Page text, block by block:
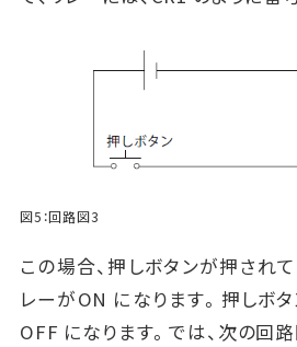
図5：回路図3
この場合、押しボタンが押され
レーがON になります。押しボ
OFF になります。では、次の回路